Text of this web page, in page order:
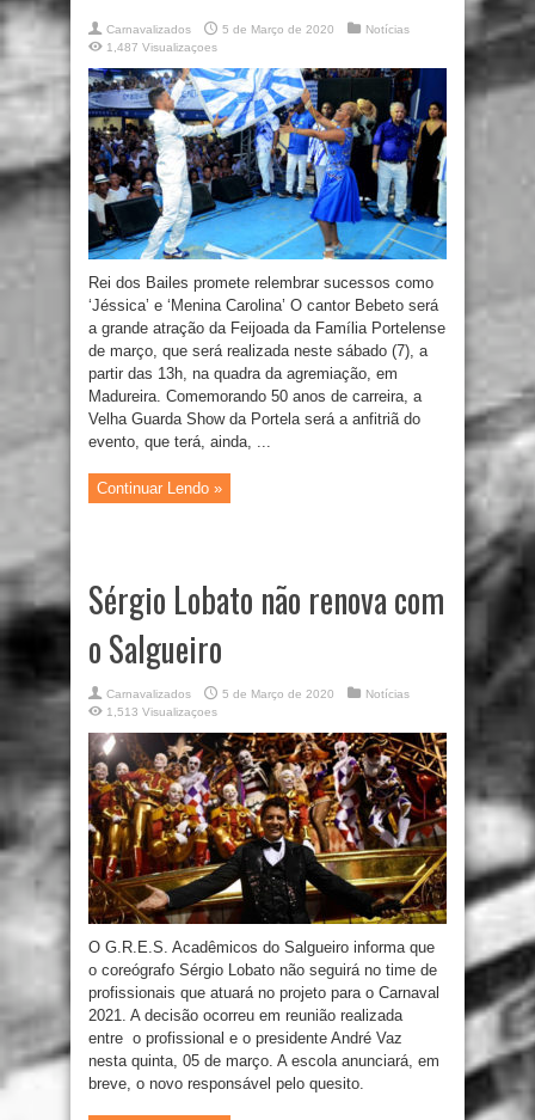
Carnavalizados 5 de Março de 2020
Notícias
1,487 Visualizaçoes
Rei dos Bailes promete relembrar sucessos como
‘Jéssica’ e ‘Menina Carolina’ O cantor Bebeto será
a grande atração da Feijoada da Família Portelense
de março, que será realizada neste sábado (7), a
partir das 13h, na quadra da agremiação, em
Madureira. Comemorando 50 anos de carreira, a
Velha Guarda Show da Portela será a anfitriã do
evento, que terá, ainda, ...
Continuar Lendo »
Sérgio Lobato não renova com
o Salgueiro
Carnavalizados 5 de Março de 2020
Notícias
1,513 Visualizaçoes
O G.R.E.S. Acadêmicos do Salgueiro informa que
o coreógrafo Sérgio Lobato não seguirá no time de
profissionais que atuará no projeto para o Carnaval
2021. A decisão ocorreu em reunião realizada
entre o profissional e o presidente André Vaz
nesta quinta, 05 de março. A escola anunciará, em
breve, o novo responsável pelo quesito.